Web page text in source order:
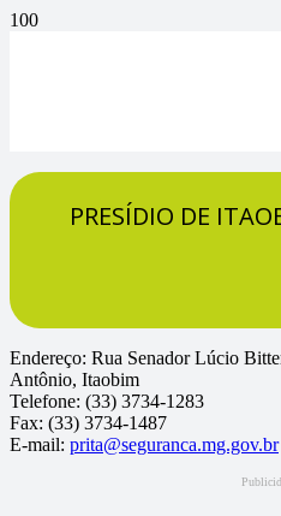
PRESÍDIO DE
Endereço: Rua Senador Lúcio
Antônio, Itaobim
Telefone: (33) 3734-1283
Fax: (33) 3734-1487
E-mail: prita@seguranca.mg.gov.br